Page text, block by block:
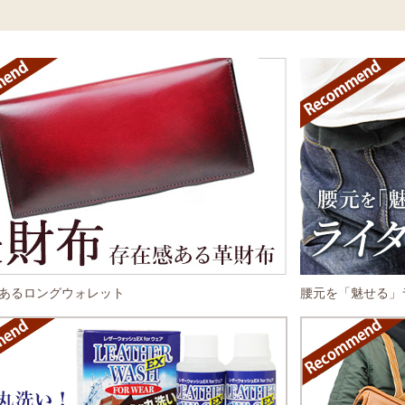
るロングウォレット 腰元を「魅せる